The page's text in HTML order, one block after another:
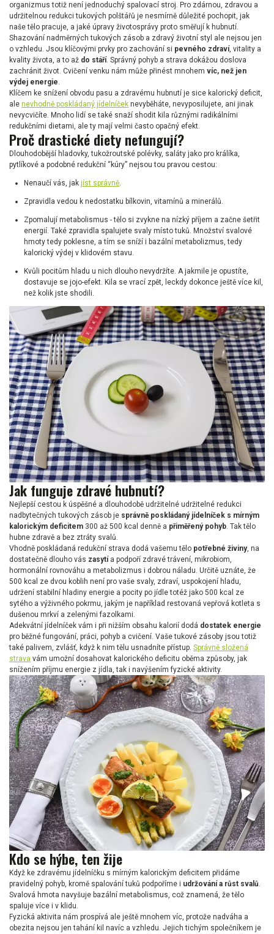
organizmus totiž není jednoduchý spalovací stroj. Pro zdárnou, zdravou a
udržitelnou redukci tukových polštářů je nesmírně důležité pochopit, jak
naše tělo pracuje, a jaké úpravy životosprávy proto směřují k hubnutí.
Shazování nadměrných tukových zásob a zdravý životní styl ale nejsou jen
o vzhledu. Jsou klíčovými prvky pro zachování si pevného zdraví, vitality a
kvality života, a to až do stáří. Správný pohyb a strava dokážou doslova
zachránit život. Cvičení venku nám může přinést mnohem víc, než jen
výdej energie.
Klíčem ke snížení obvodu pasu a zdravému hubnutí je sice kalorický deficit,
ale nevhodně poskládaný jídelníček nevyběháte, nevyposilujete, ani jinak
nevycvičíte. Mnoho lidí se také snaží shodit kila různými radikálními
redukčními dietami, ale ty mají velmi často opačný efekt.
Proč drastické diety nefungují?
Dlouhodobější hladovky, tukožroutské polévky, saláty jako pro králíka,
pytlíkové a podobné redukční “kúry” nejsou tou pravou cestou:
Nenaučí vás, jak jíst správně.
Zpravidla vedou k nedostatku bílkovin, vitamínů a minerálů.
Zpomalují metabolismus - tělo si zvykne na nízký příjem a začne šetřit
energií. Také zpravidla spalujete svaly místo tuků. Množství svalové
hmoty tedy poklesne, a tím se sníží i bazální metabolizmus, tedy
kalorický výdej v klidovém stavu.
Kvůli pocitům hladu u nich dlouho nevydržíte. A jakmile je opustíte,
dostavuje se jojo-efekt. Kila se vrací zpět, leckdy dokonce ještě více kil,
než kolik jste shodili.
Jak funguje zdravé hubnutí?
Nejlepší cestou k úspěšné a dlouhodobě udržitelné udržitelné redukci
nadbytečných tukových zásob je správně poskládaný jídelníček s mírným
kalorickým deficitem 300 až 500 kcal denně a přiměřený pohyb . Tak tělo
hubne zdravě a bez ztráty svalů.
Vhodně poskládaná redukční strava dodá vašemu tělo potřebné živiny, na
dostatečně dlouho vás zasytía podpoří zdravé trávení, mikrobiom,
hormonální rovnováhu a metabolizmus i dobrou náladu. Určitě uznáte, že
500 kcal ze dvou koblih není pro vaše svaly, zdraví, uspokojení hladu,
udržení stabilní hladiny energie a pocity po jídle totéž jako 500 kcal ze
sytého a výživného pokrmu, jakým je například restovaná vepřová kotleta s
dušenou mrkví a zelenými fazolkami.
Adekvátní jídelníček vám i při nižším obsahu kalorií dodá dostatek energie
pro běžné fungování, práci, pohyb a cvičení. Vaše tukové zásoby jsou totiž
také palivem, zvlášť, když k nim tělu usnadníte přístup. Správně složená
strava vám umožní dosahovat kalorického deficitu oběma způsoby, jak
snížením příjmu energie z jídla, tak i navýšením fyzické aktivity.
Kdo se hýbe, ten žije
Když ke zdravému jídelníčku s mírným kalorickým deficitem přidáme
pravidelný pohyb, kromě spalování tuků podpoříme i udržování a růst svalů.
Svalová hmota navyšuje bazální metabolismus, což znamená, že tělo
spaluje více i v klidu.
Fyzická aktivita nám prospívá ale ještě mnohem víc, protože nadváha a
obezita nejsou jen tahání kil navíc a vzhledu. Jejich tichým společníkem je